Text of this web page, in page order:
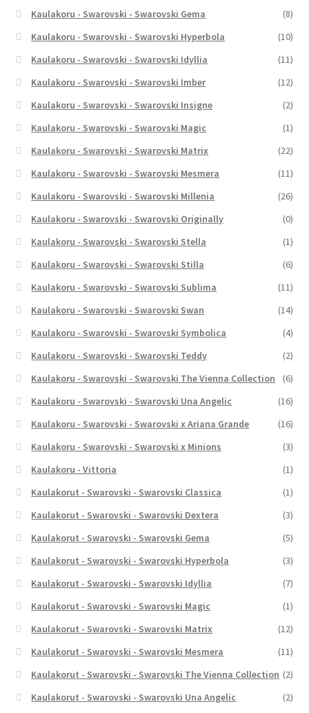
Kaulakoru - Swarovski - Swarovski Gema
(8)
Kaulakoru - Swarovski - Swarovski Hyperbola
(10)
Kaulakoru - Swarovski - Swarovski Idyllia
(11)
Kaulakoru - Swarovski - Swarovski Imber
(12)
Kaulakoru - Swarovski - Swarovski Insigne
(2)
Kaulakoru - Swarovski - Swarovski Magic
(1)
Kaulakoru - Swarovski - Swarovski Matrix
(22)
Kaulakoru - Swarovski - Swarovski Mesmera
(11)
Kaulakoru - Swarovski - Swarovski Millenia
(26)
Kaulakoru - Swarovski - Swarovski Originally
(0)
Kaulakoru - Swarovski - Swarovski Stella
(1)
Kaulakoru - Swarovski - Swarovski Stilla
(6)
Kaulakoru - Swarovski - Swarovski Sublima
(11)
Kaulakoru - Swarovski - Swarovski Swan
(14)
Kaulakoru - Swarovski - Swarovski Symbolica
(4)
Kaulakoru - Swarovski - Swarovski Teddy
(2)
Kaulakoru - Swarovski - Swarovski The Vienna Collection
(6)
Kaulakoru - Swarovski - Swarovski Una Angelic
(16)
Kaulakoru - Swarovski - Swarovski x Ariana Grande
(16)
Kaulakoru - Swarovski - Swarovski x Minions
(3)
Kaulakoru - Vittoria
(1)
Kaulakorut - Swarovski - Swarovski Classica
(1)
Kaulakorut - Swarovski - Swarovski Dextera
(3)
Kaulakorut - Swarovski - Swarovski Gema
(5)
Kaulakorut - Swarovski - Swarovski Hyperbola
(3)
Kaulakorut - Swarovski - Swarovski Idyllia
(7)
Kaulakorut - Swarovski - Swarovski Magic
(1)
Kaulakorut - Swarovski - Swarovski Matrix
(12)
Kaulakorut - Swarovski - Swarovski Mesmera
(11)
Kaulakorut - Swarovski - Swarovski The Vienna Collection (2)
Kaulakorut - Swarovski - Swarovski Una Angelic
(2)